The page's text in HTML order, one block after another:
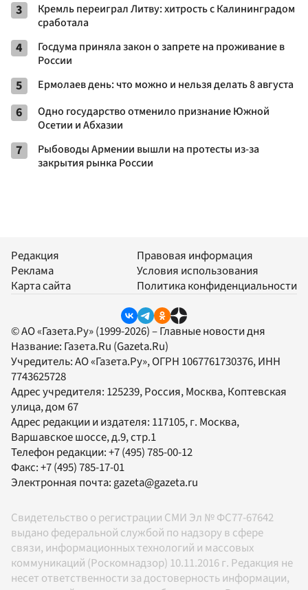
3
Кремль переиграл Литву: хитрость с Калининградом
сработала
4
Госдума приняла закон о запрете на проживание в
России
5 Ермолаев день: что можно и нельзя делать 8 августа
6
Одно государство отменило признание Южной
Осетии и Абхазии
7
Рыбоводы Армении вышли на протесты из-за
закрытия рынка России
Редакция
Реклама
Карта сайта
Правовая информация
Условия использования
Политика конфиденциальности
© АО «Газета.Ру» (1999-2026) – Главные новости дня
Название: Газета.Ru (Gazeta.Ru)
Учредитель:АО «Газета.Ру», ОГРН 1067761730376, ИНН
7743625728
Адрес учредителя: 125239, Россия, Москва, Коптевская
улица, дом 67
Адрес редакции и издателя: 117105, г. Москва,
Варшавское шоссе, д.9, стр.1
Телефон редакции:+7 (495) 785-00-12
Факс:+7 (495) 785-17-01
Электронная почта:gazeta@gazeta.ru
Свидетельство о регистрации СМИ Эл № ФС77-67642
выдано федеральной службой по надзору в сфере
связи, информационных технологий и массовых
коммуникаций (Роскомнадзор) 10.11.2016 г. Редакция не
несет ответственности за достоверность информации,